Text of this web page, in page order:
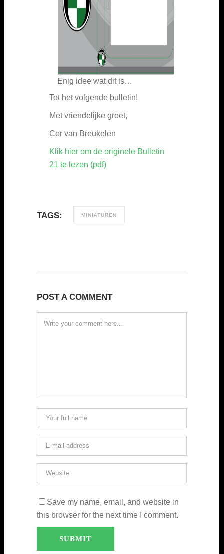
Enig idee wat dit is…
Tot het volgende bulletin!
Met vriendelijke groet,
Cor van Breukelen
Klik hier om de originele Bulletin
21 te lezen (pdf)
TAGS: MINIATUREN
POST A COMMENT
Save my name, email, and website in
this browser for the next time I comment.